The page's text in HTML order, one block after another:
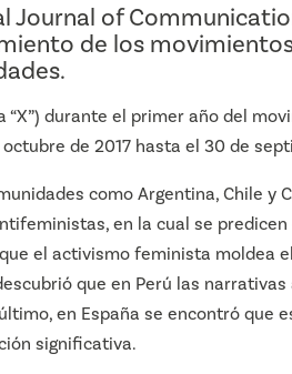
Journal of
de los
durante el primer año del
de 2017 hasta el 30 de
como Argentina, Chile y
en la cual se predicen
el activismo feminista moldea
que en Perú las
en España se encontró que
significativa.